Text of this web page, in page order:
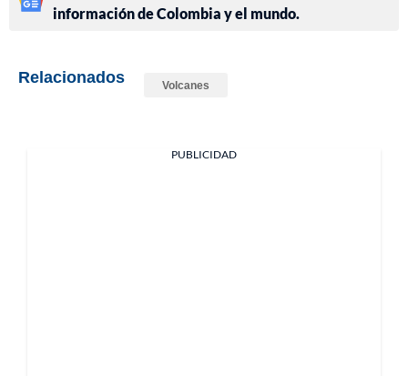
información de Colombia y el mundo.
Relacionados Volcanes
PUBLICIDAD